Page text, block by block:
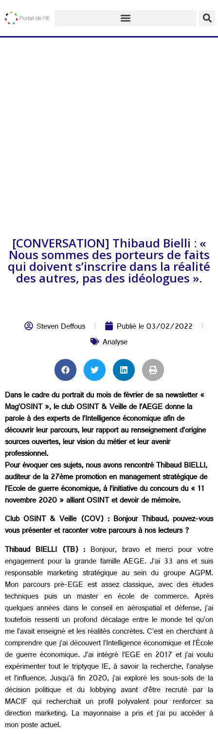
[CONVERSATION] Thibaud Bielli : «
Nous sommes des porteurs de faits
qui doivent s’inscrire dans la réalité
des autres, pas des idéologues ».
Steven Deffous Publié le03/02/2022
Analyse
Dans le cadre du portrait du mois de février de sa newsletter «
Mag’OSINT », le club OSINT & Veille de l’AEGE donne la
parole à des experts de l’Intelligence économique afin de
découvrir leur parcours, leur rapport au renseignement d’origine
sources ouvertes, leur vision du métier et leur avenir
professionnel.
Pour évoquer ces sujets, nous avons rencontré Thibaud BIELLI,
auditeur de la 27ème promotion en management stratégique de
l’Ecole de guerre économique, à l’initiative du concours du « 11
novembre 2020 » alliant OSINT et devoir de mémoire.
Club OSINT & Veille (COV) :Bonjour Thibaud, pouvez-vous
vous présenter et raconter votre parcours à nos lecteurs ?
Thibaud BIELLI (TB) : Bonjour, bravo et merci pour votre
engagement pour la grande famille AEGE. J’ai 33 ans et suis
responsable marketing stratégique au sein du groupe AGPM.
Mon parcours pré-EGE est assez classique, avec des études
techniques puis un master en école de commerce. Après
quelques années dans le conseil en aérospatial et défense, j’ai
toutefois ressenti un profond décalage entre le monde tel qu’on
me l’avait enseigné et les réalités concrètes. C’est en cherchant à
comprendre que j’ai découvert l’Intelligence économique et l’École
de guerre économique. J’ai intégré l’EGE en 2017 et j’ai voulu
expérimenter tout le triptyque IE, à savoir la recherche, l’analyse
et l’influence. Jusqu'à fin 2020, j’ai exploré les sous-sols de la
décision politique et du lobbying avant d’être recruté par la
MACIF qui recherchait un profil polyvalent pour renforcer sa
direction marketing. La mayonnaise a pris et j’ai pu accéder à
mon poste actuel.